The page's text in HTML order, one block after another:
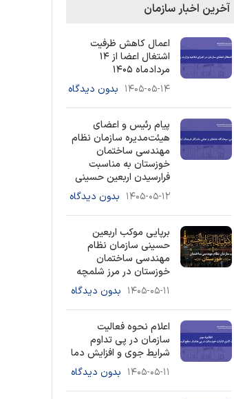
آخرین اخبار سازمان
اعمال کاهش ظرفیت
اشتغال اعضا از ۱۴
مردادماه ۱۴۰۵
۱۴۰۵-۰۵-۱۴ بدون دیدگاه
پیام رئیس و اعضای
هیئت‌مدیره سازمان نظام
مهندسی ساختمان
خوزستان به مناسبت
فرارسیدن اربعین حسینی
۱۴۰۵-۰۵-۱۲ بدون دیدگاه
برپایی موکب اربعین
حسینی سازمان نظام
مهندسی ساختمان
خوزستان در مرز شلمچه
۱۴۰۵-۰۵-۱۱ بدون دیدگاه
اعلام نحوه فعالیت
سازمان در پی تداوم
شرایط جوی و افزایش دما
۱۴۰۵-۰۵-۱۱ بدون دیدگاه